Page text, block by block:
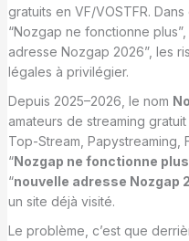
gratuits en VF/VOSTFR.
“Nozgap ne fonctionne
adresse Nozgap 2026”, les
légales à privilégier.
Depuis 2025–2026, le nom
amateurs de streaming
Top-Stream, Papystreaming,
“Nozgap ne fonctionne plus
“nouvelle adresse Nozgap
un site déjà visité.
Le problème, c’est que